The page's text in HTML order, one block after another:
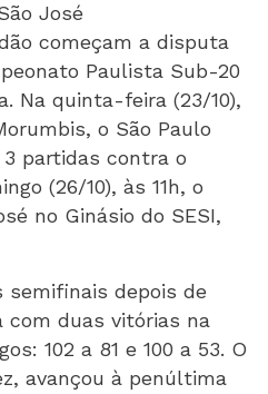
José
começam a disputa
Paulista Sub-20
Na quinta-feira (23/10),
o São Paulo
partidas contra o
(26/10), às 11h, o
no Ginásio do SESI,
semifinais depois de
com duas vitórias na
102 a 81 e 100 a 53. O
avançou à penúltima